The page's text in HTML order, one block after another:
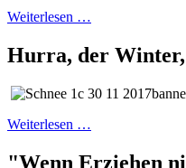
Weiterlesen …
Hurra, der
Weiterlesen …
"Wenn Erziehen